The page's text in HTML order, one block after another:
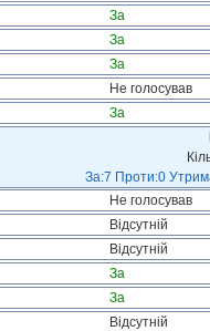
За
За
За
Не голосував
За
За:7 Проти:0
Не голосував
Відсутній
Відсутній
За
За
Відсутній